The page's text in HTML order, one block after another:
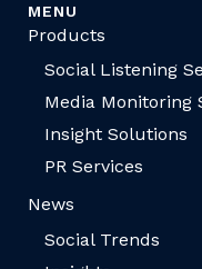
MENU
Products
Social Listening
Media Monitoring
Insight Solutions
PR Services
News
Social Trends